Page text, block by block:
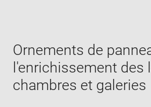
Ornements de
l'enrichissement des
chambres et galeries